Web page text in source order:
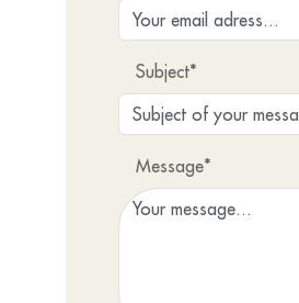
Subject*
Message*